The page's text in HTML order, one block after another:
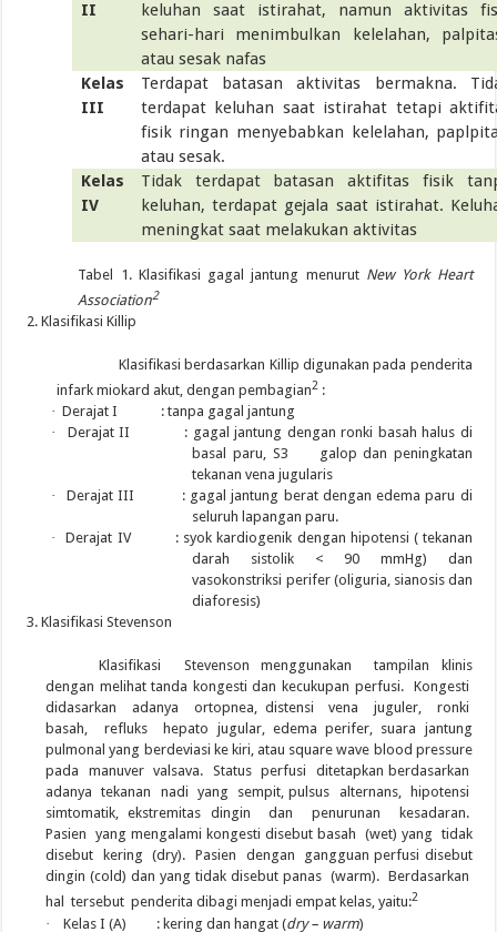
II
keluhan saat istirahat, namun aktivitas
sehari-hari menimbulkan kelelahan,
atau sesak nafas
Kelas
III
Terdapat batasan aktivitas bermakna.
terdapat keluhan saat istirahat tetapi
fisik ringan menyebabkan kelelahan,
atau sesak.
Kelas
IV
Tidak terdapat batasan aktifitas fisik
keluhan, terdapat gejala saat istirahat.
meningkat saat melakukan aktivitas
Tabel 1. Klasifikasi gagal jantung menurut New York Heart
Association2
Klasifikasi Killip
Klasifikasi berdasarkan Killip digunakan pada penderita
infark miokard akut, dengan pembagian2:
· Derajat I : tanpa gagal jantung
·
Derajat II : gagal jantung dengan ronki basah halus di
basal paru, S3 galop dan peningkatan
tekanan vena jugularis
·
Derajat III : gagal jantung berat dengan edema paru di
seluruh lapangan paru.
·
Derajat IV : syok kardiogenik dengan hipotensi ( tekanan
darah sistolik < 90 mmHg) dan
vasokonstriksi perifer (oliguria, sianosis dan
diaforesis)
Klasifikasi Stevenson
Klasifikasi Stevenson menggunakan tampilan klinis
dengan melihat tanda kongesti dan kecukupan perfusi. Kongesti
didasarkan adanya ortopnea, distensi vena juguler, ronki
basah, refluks hepato jugular, edema perifer, suara jantung
pulmonal yang berdeviasi ke kiri, atau square wave blood pressure
pada manuver valsava. Status perfusi ditetapkan berdasarkan
adanya tekanan nadi yang sempit, pulsus alternans, hipotensi
simtomatik, ekstremitas dingin dan penurunan kesadaran.
Pasien yang mengalami kongesti disebut basah (wet) yang tidak
disebut kering (dry). Pasien dengan gangguan perfusi disebut
dingin (cold) dan yang tidak disebut panas (warm). Berdasarkan
hal tersebut penderita dibagi menjadi empat kelas, yaitu:2
· Kelas I (A) : kering dan hangat (dry – warm)